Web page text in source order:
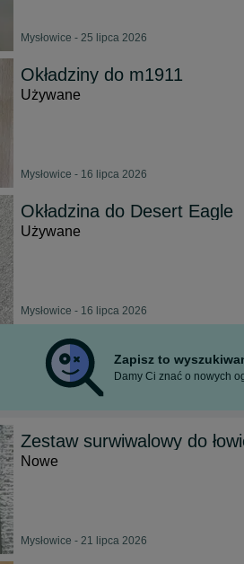
Mysłowice - 25 lipca 2026
Okładziny do m1911
Używane
Mysłowice - 16 lipca 2026
Okładzina do Desert Eagle
Używane
Mysłowice - 16 lipca 2026
Zapisz to
Damy Ci znać o nowych
Zestaw surwiwalowy do
Nowe
Mysłowice - 21 lipca 2026